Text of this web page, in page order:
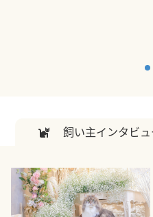
飼い主インタビュ